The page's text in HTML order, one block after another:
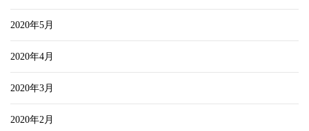
2020年5月
2020年4月
2020年3月
2020年2月